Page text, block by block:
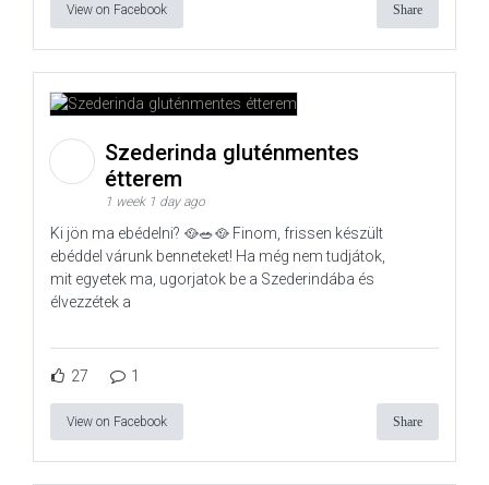
View on Facebook Share
Szederinda gluténmentes
étterem
1 week 1 day ago
Ki jön ma ebédelni? 🥘🥗🥘 Finom, frissen készült
ebéddel várunk benneteket! Ha még nem tudjátok,
mit egyetek ma, ugorjatok be a Szederindába és
élvezzétek a
27 1
View on Facebook Share